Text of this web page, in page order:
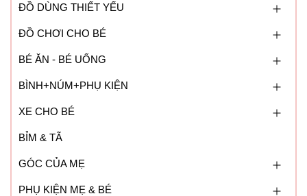
ĐỒ DÙNG THIẾT YẾU
ĐỒ CHƠI CHO BÉ
BÉ ĂN - BÉ UỐNG
BÌNH+NÚM+PHỤ KIỆN
XE CHO BÉ
BỈM & TÃ
GÓC CỦA MẸ
PHỤ KIỆN MẸ & BÉ